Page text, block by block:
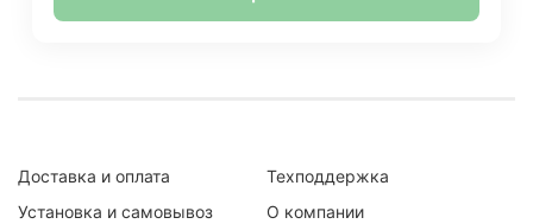
Доставка и оплата
Установка и самовывоз
Техподдержка
О компании